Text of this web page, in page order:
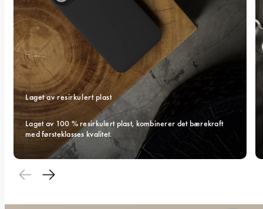
Laget av resirkulert plast
Laget av 100 % resirkulert plast, kombinerer det bærekraft
med førsteklasses kvalitet.